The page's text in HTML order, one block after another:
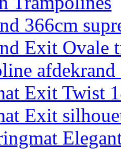
366cm
Exit Ovale
Exit Twist
Exit